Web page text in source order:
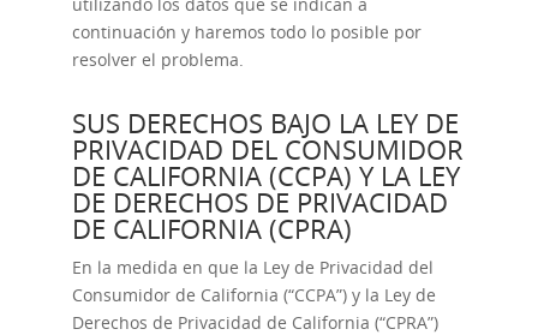
continuación y haremos todo lo posible por
resolver el problema.
SUS DERECHOS BAJO LA LEY DE
PRIVACIDAD DEL CONSUMIDOR
DE CALIFORNIA (CCPA) Y LA LEY
DE DERECHOS DE PRIVACIDAD
DE CALIFORNIA (CPRA)
En la medida en que la Ley de Privacidad del
Consumidor de California (“CCPA”) y la Ley de
Derechos de Privacidad de California (“CPRA”)